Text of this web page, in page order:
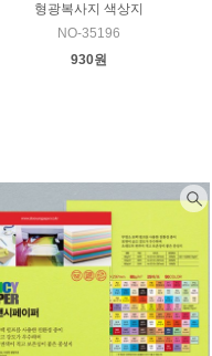
형광복사지 색상지
NO-35196
930원